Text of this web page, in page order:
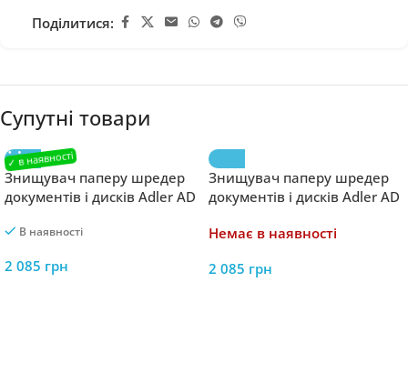
Поділитися:
Супутні товари
Знищувач паперу шредер
документів і дисків Adler AD
В наявності
2 085 грн
Знищувач паперу шредер
документів і дисків Adler AD
Немає в наявності
2 085 грн